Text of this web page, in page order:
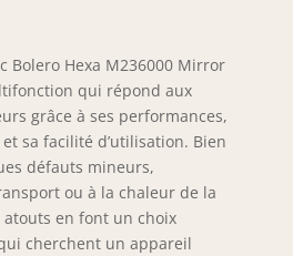
Bolero Hexa M236000 Mirror
qui répond aux
grâce à ses performances,
sa facilité d’utilisation. Bien
défauts mineurs,
ou à la chaleur de la
en font un choix
cherchent un appareil